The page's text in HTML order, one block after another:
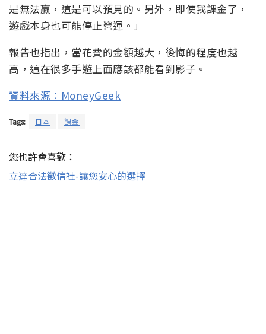
是無法贏，這是可以預見的。另外，即使我課金了，
遊戲本身也可能停止營運。」
報告也指出，當花費的金額越大，後悔的程度也越
高，這在很多手遊上面應該都能看到影子。
資料來源：MoneyGeek
Tags: 日本 課金
您也許會喜歡：
立達合法徵信社-讓您安心的選擇